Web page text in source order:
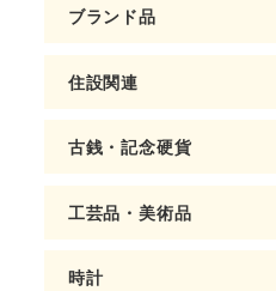
ブランド品
住設関連
古銭・記念硬貨
工芸品・美術品
時計